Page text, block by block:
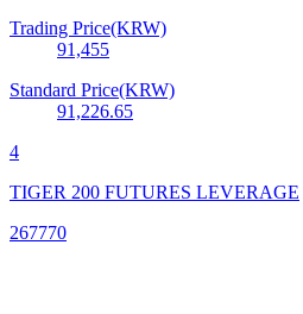
Trading Price(KRW)
91,455
Standard Price(KRW)
91,226.65
4
TIGER 200 FUTURES LEVERAGE
267770